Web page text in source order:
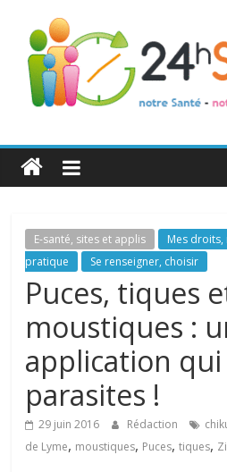
24h
Santé
La
santé
de
toute
famille
E-santé, sites et applis Mes
pratique
Se renseigner, choisir
Puces, tiques
moustiques :
application
parasites !
29 juin 2016 Rédaction
de Lyme, moustiques, Puces,tiques,